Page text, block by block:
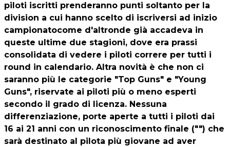
piloti iscritti prenderanno punti soltanto per la
division a cui hanno scelto di iscriversi ad inizio
campionatocome d'altronde già accadeva in
queste ultime due stagioni, dove era prassi
consolidata di vedere i piloti correre per tutti i
round in calendario. Altra novità è che non ci
saranno più le categorie "Top Guns" e "Young
Guns", riservate ai piloti più o meno esperti
secondo il grado di licenza. Nessuna
differenziazione, porte aperte a tutti i piloti dai
16 ai 21 anni con un riconoscimento finale ("") che
sarà destinato al pilota più giovane ad aver